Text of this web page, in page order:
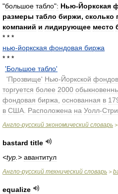
"большое табло": Нью-Йоркская
размеры табло биржи, сколько
компаний и лидирующее место
* * *
нью-йоркская фондовая биржа
* * *
'Большое табло'
'Прозвище' Нью-Йоркской
торгуется более 2000
фондовая биржа основанная в
в США Расположена на Уолл-
Англо-русский экономический словарь >
bastard title
<typ .> авантитул
Англо-русский технический словарь >
equalize